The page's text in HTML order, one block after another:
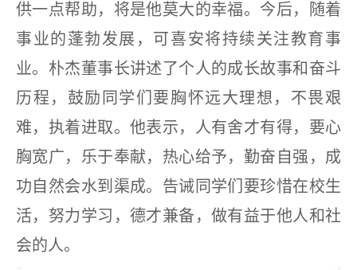
供一点帮助，将是他莫大的幸福。今后，随着
事业的蓬勃发展，可喜安将持续关注教育事
业。朴杰董事长讲述了个人的成长故事和奋斗
历程，鼓励同学们要胸怀远大理想，不畏艰
难，执着进取。他表示，人有舍才有得，要心
胸宽广，乐于奉献，热心给予，勤奋自强，成
功自然会水到渠成。告诫同学们要珍惜在校生
活，努力学习，德才兼备，做有益于他人和社
会的人。